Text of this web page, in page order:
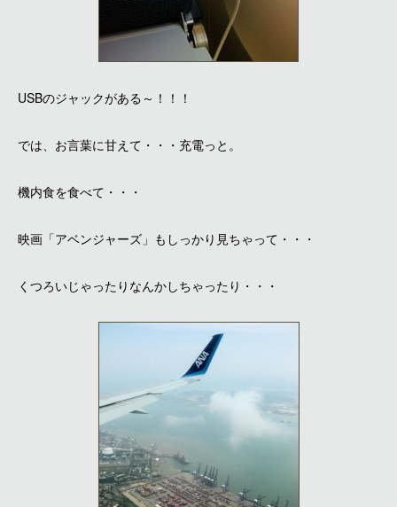
USBのジャックがある～！！！
では、お言葉に甘えて・・・充電っと。
機内食を食べて・・・
映画「アベンジャーズ」もしっかり見ちゃって・・・
くつろいじゃったりなんかしちゃったり・・・